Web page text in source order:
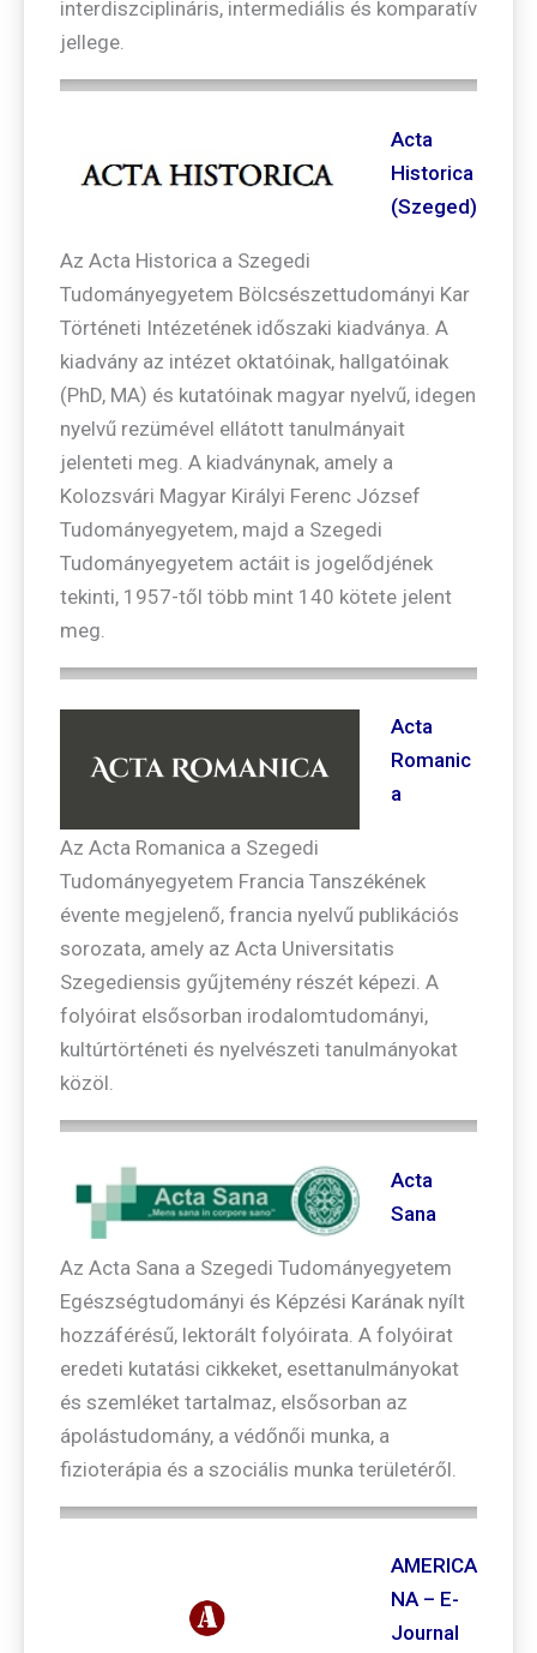
interdiszciplináris, intermediális és komparatív
jellege.
Acta
Historica
(Szeged)
Az Acta Historica a Szegedi
Tudományegyetem Bölcsészettudományi Kar
Történeti Intézetének időszaki kiadványa. A
kiadvány az intézet oktatóinak, hallgatóinak
(PhD, MA) és kutatóinak magyar nyelvű, idegen
nyelvű rezümével ellátott tanulmányait
jelenteti meg. A kiadványnak, amely a
Kolozsvári Magyar Királyi Ferenc József
Tudományegyetem, majd a Szegedi
Tudományegyetem actáit is jogelődjének
tekinti, 1957-től több mint 140 kötete jelent
meg.
Acta
Romanic
a
Az Acta Romanica a Szegedi
Tudományegyetem Francia Tanszékének
évente megjelenő, francia nyelvű publikációs
sorozata, amely az Acta Universitatis
Szegediensis gyűjtemény részét képezi. A
folyóirat elsősorban irodalomtudományi,
kultúrtörténeti és nyelvészeti tanulmányokat
közöl.
Acta
Sana
Az Acta Sana a Szegedi Tudományegyetem
Egészségtudományi és Képzési Karának nyílt
hozzáférésű, lektorált folyóirata. A folyóirat
eredeti kutatási cikkeket, esettanulmányokat
és szemléket tartalmaz, elsősorban az
ápolástudomány, a védőnői munka, a
fizioterápia és a szociális munka területéről.
AMERICA
NA – E-
Journal